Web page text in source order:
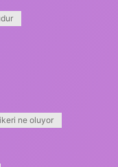
ne oluyor